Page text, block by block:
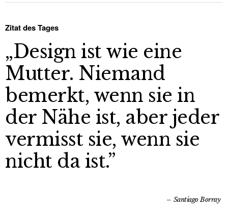
Zitat des Tages
„Design ist wie eine
Mutter. Niemand
bemerkt, wenn sie in
der Nähe ist, aber jeder
vermisst sie, wenn sie
nicht da ist.”
Santiago Borray